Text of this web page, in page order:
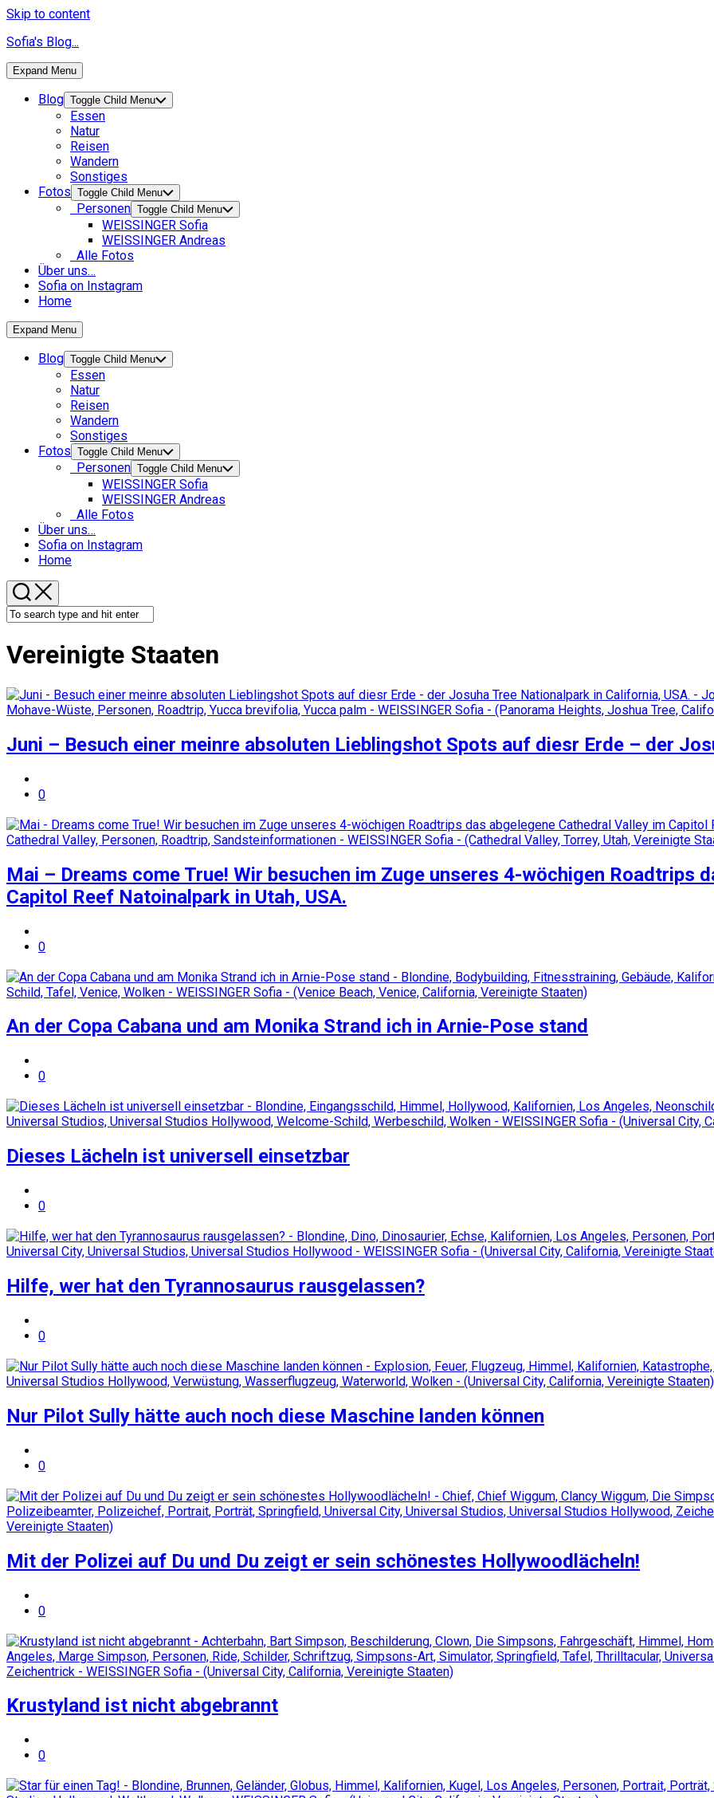
Skip to content
Sofia's Blog...
Expand Menu
Blog Toggle Child Menu
Essen
Natur
Reisen
Wandern
Sonstiges
Fotos Toggle Child Menu
Personen Toggle Child Menu
WEISSINGER Sofia
WEISSINGER Andreas
Alle Fotos
Über uns…
Sofia on Instagram
Home
Expand Menu
Blog Toggle Child Menu
Essen
Natur
Reisen
Wandern
Sonstiges
Fotos Toggle Child Menu
Personen Toggle Child Menu
WEISSINGER Sofia
WEISSINGER Andreas
Alle Fotos
Über uns…
Sofia on Instagram
Home
Vereinigte Staaten
Juni – Besuch einer meinre absoluten Lieblingshot Spots auf diesr Erde – der
0
Mai – Dreams come True! Wir besuchen im Zuge unseres 4-wöchigen Roadtrips
Capitol Reef Natoinalpark in Utah, USA.
0
An der Copa Cabana und am Monika Strand ich in Arnie-Pose stand
0
Dieses Lächeln ist universell einsetzbar
0
Hilfe, wer hat den Tyrannosaurus rausgelassen?
0
Nur Pilot Sully hätte auch noch diese Maschine landen können
0
Mit der Polizei auf Du und Du zeigt er sein schönestes Hollywoodlächeln!
0
Krustyland ist nicht abgebrannt
0